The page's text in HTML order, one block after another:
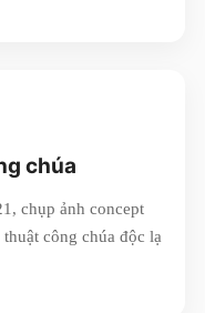
chúa
chụp ảnh concept
công chúa độc lạ